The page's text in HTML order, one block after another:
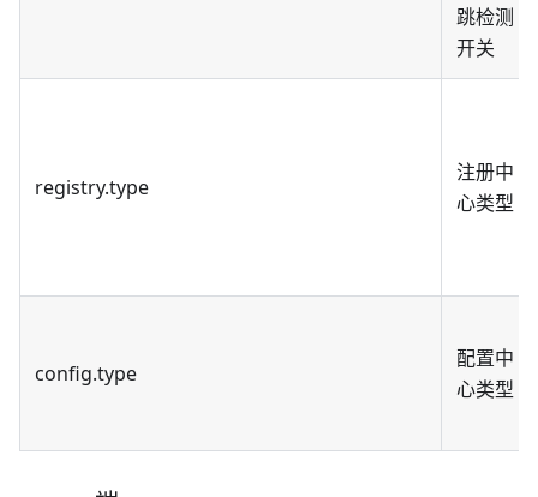
跳检测
开关
registry.type
注册中
心类型
config.type
配置中
心类型